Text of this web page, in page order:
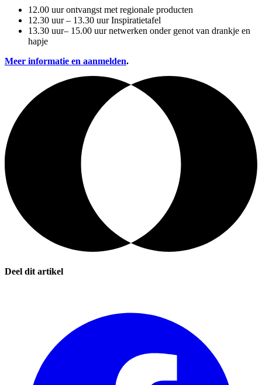
12.00 uur ontvangst met regionale producten
12.30 uur – 13.30 uur Inspiratietafel
13.30 uur– 15.00 uur netwerken onder genot van drankje en
hapje
Meer informatie en aanmelden.
Deel dit artikel